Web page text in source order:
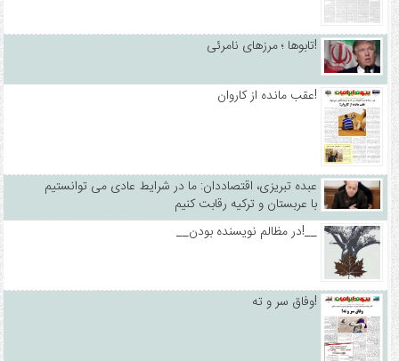
تابوها ؛ مرزهای نامرئی!
عقب مانده از کاروان!
عبده تبریزی، اقتصاددان: ما در شرایط عادی می توانستیم
با عربستان و ترکیه رقابت کنیم
__در مظالم نویسنده بودن!__
وفاق سر و ته!